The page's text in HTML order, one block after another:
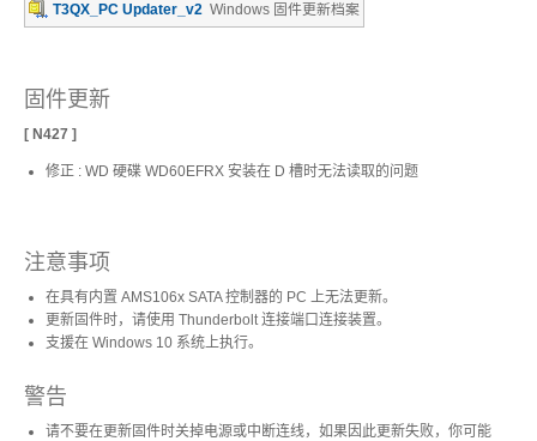
重要公告
活动讯息
T3QX_PC Updater_v2 Windows 固件更新档案
固件更新
[ N427 ]
修正 : WD 硬碟 WD60EFRX 安装在 D 槽时无法读取的问题
注意事项
在具有内置 AMS106x SATA 控制器的 PC 上无法更新。
更新固件时，请使用 Thunderbolt 连接端口连接装置。
支援在 Windows 10 系统上执行。
警告
请不要在更新固件时关掉电源或中断连线，如果因此更新失败，你可能